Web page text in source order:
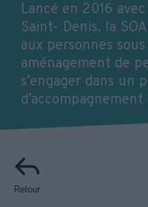
Lancé en 2016
Saint- Denis, la
aux personnes
aménagement de
s’engager dans un
Retour